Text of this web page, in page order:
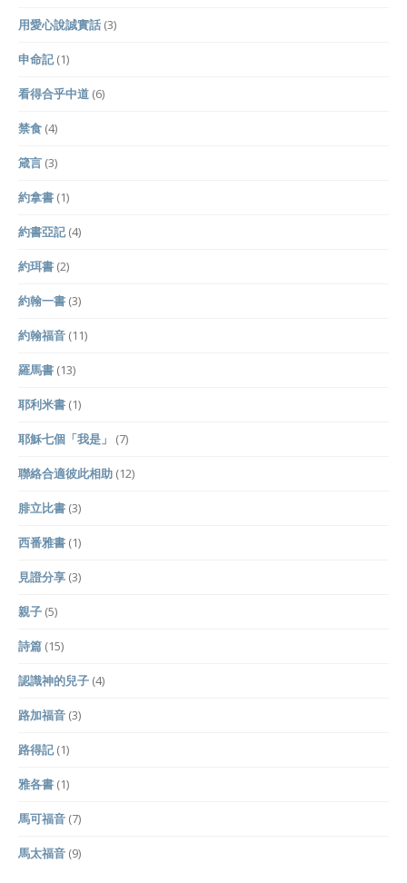
用愛心說誠實話 (3)
申命記(1)
看得合乎中道 (6)
禁食 (4)
箴言 (3)
約拿書 (1)
約書亞記(4)
約珥書 (2)
約翰一書 (3)
約翰福音 (11)
羅馬書 (13)
耶利米書 (1)
耶穌七個「我是」 (7)
聯絡合適彼此相助 (12)
腓立比書 (3)
西番雅書 (1)
見證分享 (3)
親子 (5)
詩篇 (15)
認識神的兒子 (4)
路加福音 (3)
路得記(1)
雅各書 (1)
馬可福音 (7)
馬太福音 (9)